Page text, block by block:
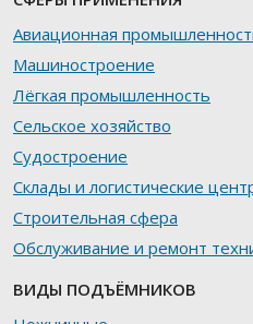
Авиационная
Машиностроение
Лёгкая промышленность
Сельское хозяйство
Судостроение
Склады и логистические
Строительная сфера
Обслуживание и ремонт
ВИДЫ ПОДЪЁМНИКОВ